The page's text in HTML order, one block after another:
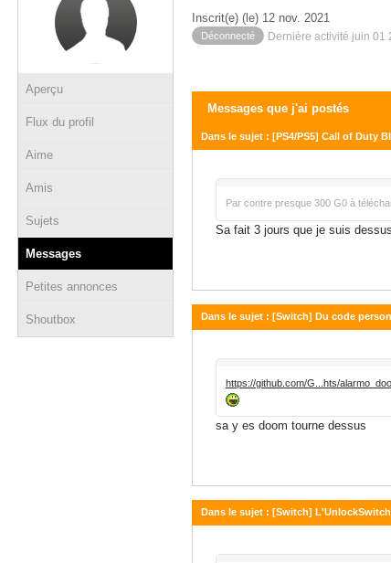
Aperçu
Flux du profil
Aime
Amis
Sujets
Messages
Petites annonces
Shoutbox
Inscrit(e) (le) 12 nov. 2021
Déconnecté Dernière activité juin 01
Messages que j'ai postés
Dans le sujet : [PS4/PS5] Call of Duty
Par contre presque 300 G0 à
Sa fait 3 jours que je suis dessus
Dans le sujet : [Switch] Du code
https://github.com/G...hts/
sa y es doom tourne dessus
Dans le sujet : [Switch]